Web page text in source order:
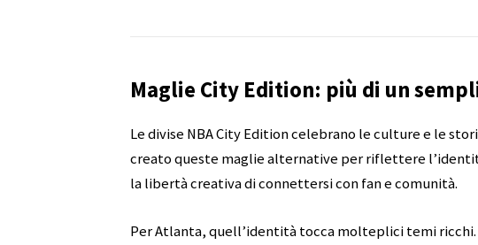
Maglie City Edition: più di un
Le divise NBA City Edition celebrano le culture e le
creato queste maglie alternative per riflettere
la libertà creativa di connettersi con fan e comunità.
Per Atlanta, quell’identità tocca molteplici temi